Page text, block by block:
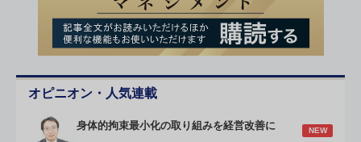
オピニオン・人気連載
身体的拘束最小化の取り組みを経営改善に NEW